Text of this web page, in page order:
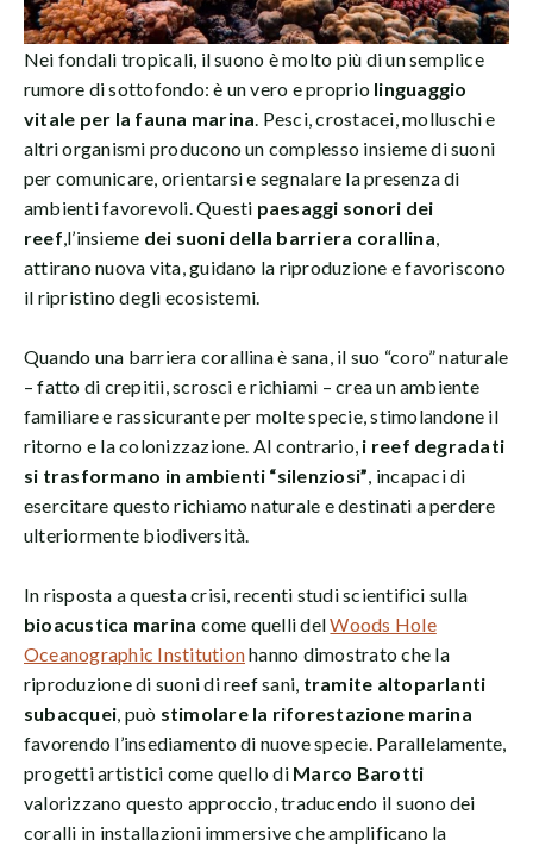
Nei fondali tropicali, il suono è molto più di un semplice
rumore di sottofondo: è un vero e proprio linguaggio
vitale per la fauna marina. Pesci, crostacei, molluschi e
altri organismi producono un complesso insieme di suoni
per comunicare, orientarsi e segnalare la presenza di
ambienti favorevoli. Questi paesaggi sonori dei
reef,l’insieme dei suoni della barriera corallina,
attirano nuova vita, guidano la riproduzione e favoriscono
il ripristino degli ecosistemi.
Quando una barriera corallina è sana, il suo “coro” naturale
– fatto di crepitii, scrosci e richiami – crea un ambiente
familiare e rassicurante per molte specie, stimolandone il
ritorno e la colonizzazione. Al contrario, i reef degradati
si trasformano in ambienti “silenziosi”, incapaci di
esercitare questo richiamo naturale e destinati a perdere
ulteriormente biodiversità.
In risposta a questa crisi, recenti studi scientifici sulla
bioacustica marina come quelli delWoods Hole
Oceanographic Institutionhanno dimostrato che la
riproduzione di suoni di reef sani, tramite altoparlanti
subacquei, può stimolare la riforestazione marina
favorendo l’insediamento di nuove specie. Parallelamente,
progetti artistici come quello di Marco Barotti
valorizzano questo approccio, traducendo il suono dei
coralli in installazioni immersive che amplificano la